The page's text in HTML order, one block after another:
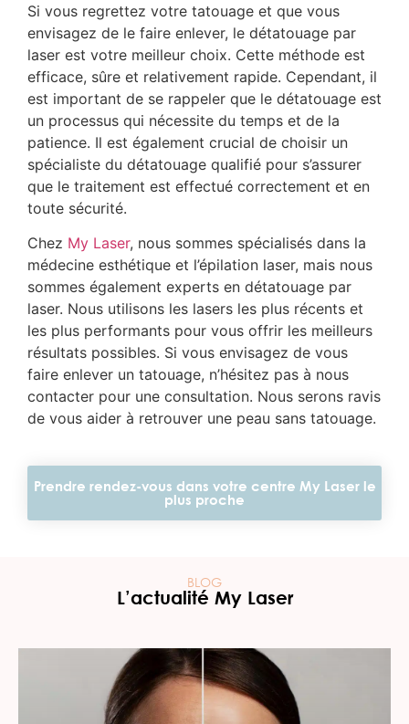
Si vous regrettez votre tatouage et que vous
envisagez de le faire enlever, le détatouage par
laser est votre meilleur choix. Cette méthode est
efficace, sûre et relativement rapide. Cependant, il
est important de se rappeler que le détatouage est
un processus qui nécessite du temps et de la
patience. Il est également crucial de choisir un
spécialiste du détatouage qualifié pour s’assurer
que le traitement est effectué correctement et en
toute sécurité.
Chez My Laser, nous sommes spécialisés dans la
médecine esthétique et l’épilation laser, mais nous
sommes également experts en détatouage par
laser. Nous utilisons les lasers les plus récents et
les plus performants pour vous offrir les meilleurs
résultats possibles. Si vous envisagez de vous
faire enlever un tatouage, n’hésitez pas à nous
contacter pour une consultation. Nous serons ravis
de vous aider à retrouver une peau sans tatouage.
Prendre rendez-vous dans votre centre My Laser le
plus proche
BLOG
L’actualité My Laser